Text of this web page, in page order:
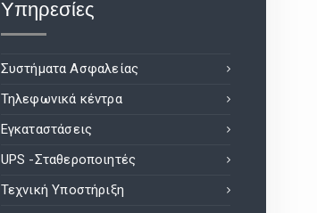
Υπηρεσίες
Συστήματα Ασφαλείας
Τηλεφωνικά κέντρα
Εγκαταστάσεις
UPS -Σταθεροποιητές
Τεχνική Υποστήριξη